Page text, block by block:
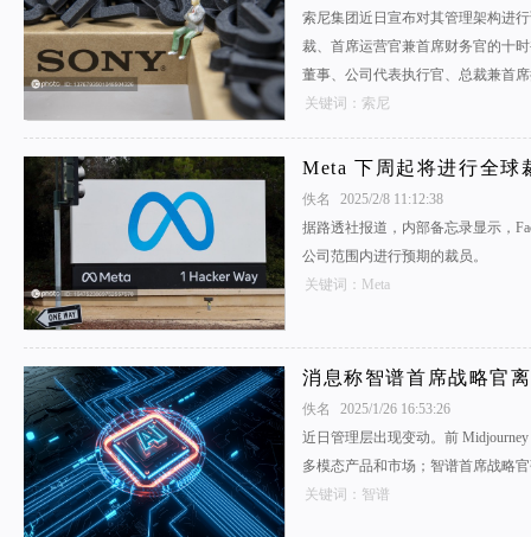
索尼集团近日宣布对其管理架构进
裁、首席运营官兼首席财务官的十
董事、公司代表执行官、总裁兼首
关键词：索尼
Meta 下周起将进行全球
佚名
2025/2/8 11:12:38
据路透社报道，内部备忘录显示，
公司范围内进行预期的裁员。
关键词：Meta
消息称智谱首席战略官
佚名
2025/1/26 16:53:26
近日管理层出现变动。前
多模态产品和市场；智谱首席战略
关键词：智谱